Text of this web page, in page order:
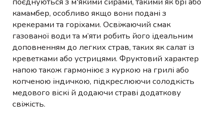
камамбер, особливо якщо вони подані з
крекерами та горіхами. Освіжаючий смак
газованої води та м’яти робить його ідеальним
доповненням до легких страв, таких як салат із
креветками або устрицями. Фруктовий характер
напою також гармоніює з куркою на грилі або
копченою індичкою, підкреслюючи солодкість
медового віскі й додаючи страві додаткову
свіжість.